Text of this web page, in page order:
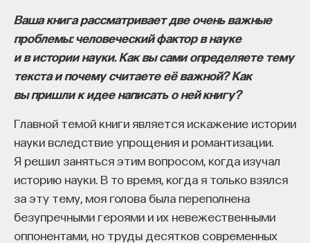
Ваша книга рассматривает две очень важные
проблемы: человеческий фактор в науке
и в истории науки. Как вы сами определяете тему
текста и почему считаете её важной? Как
вы пришли к идее написать о ней книгу?
Главной темой книги является искажение истории
науки вследствие упрощения и романтизации.
Я решил заняться этим вопросом, когда изучал
историю науки. В то время, когда я только взялся
за эту тему, моя голова была переполнена
безупречными героями и их невежественными
оппонентами, но труды десятков современных
проект Naukka Talents.
Это глобальная экосистема для поиска и найма
STEM-специалистов (Science, Technology,
Engineering, Mathematics) в самые амбициозные
Deep-Tech и Biotech проекты по всему миру. Если
вы занимаетесь биоинформатикой, молекулярной
дисциплинами, проект поможет вам найти место
в командах, меняющих индустрию.
Как стать участником:
Заполнить анкету кандидата
Посмотреть текущие вакансии